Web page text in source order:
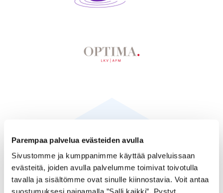
Parempaa palvelua evästeiden avulla
Sivustomme ja kumppanimme käyttää palveluissaan
evästeitä, joiden avulla palvelumme toimivat toivotulla
tavalla ja sisältömme ovat sinulle kiinnostavia. Voit antaa